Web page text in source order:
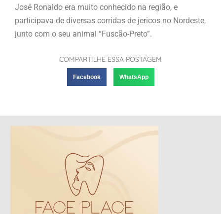
José Ronaldo era muito conhecido na região, e
participava de diversas corridas de jericos no Nordeste,
junto com o seu animal “Fuscão-Preto”.
COMPARTILHE ESSA POSTAGEM
Facebook WhatsApp